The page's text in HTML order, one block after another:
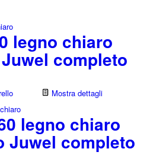
legno chiaro
completo
Mostra dettagli
legno chiaro
Juwel completo